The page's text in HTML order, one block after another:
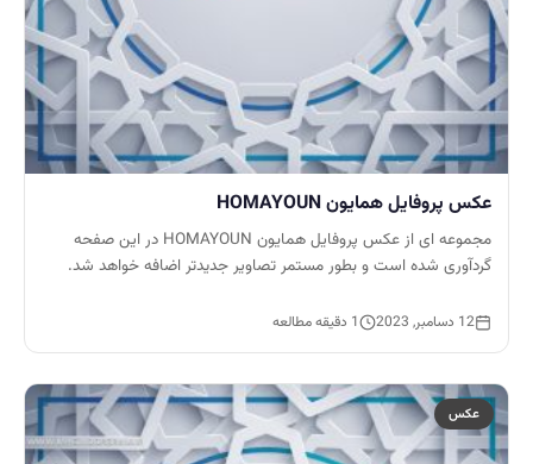
عکس پروفایل همایون HOMAYOUN
مجموعه ای از عکس پروفایل همایون HOMAYOUN در این صفحه
گردآوری شده است و بطور مستمر تصاویر جدیدتر اضافه خواهد شد.
12 دسامبر, 2023 1 دقیقه مطالعه
عکس